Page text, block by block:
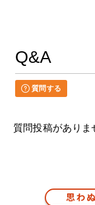
Q&A
質問する
質問投稿があり
思わ